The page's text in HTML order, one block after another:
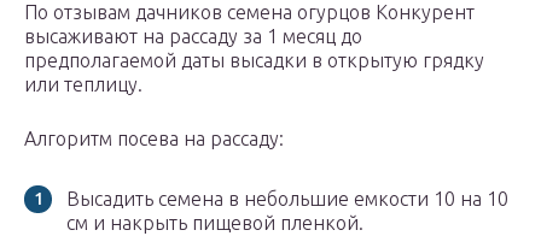
По отзывам дачников семена огурцов Конкурент
высаживают на рассаду за 1 месяц до
предполагаемой даты высадки в открытую грядку
или теплицу.
Алгоритм посева на рассаду:
Высадить семена в небольшие емкости 10 на 10
см и накрыть пищевой пленкой.